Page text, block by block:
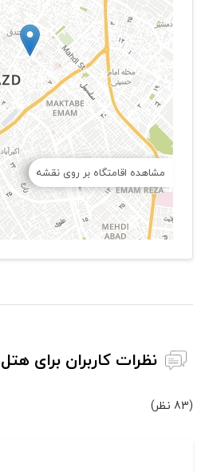
مشاهده اقامتگاه بر روی نقشه
نظرات کاربران برای
(83 نظر)